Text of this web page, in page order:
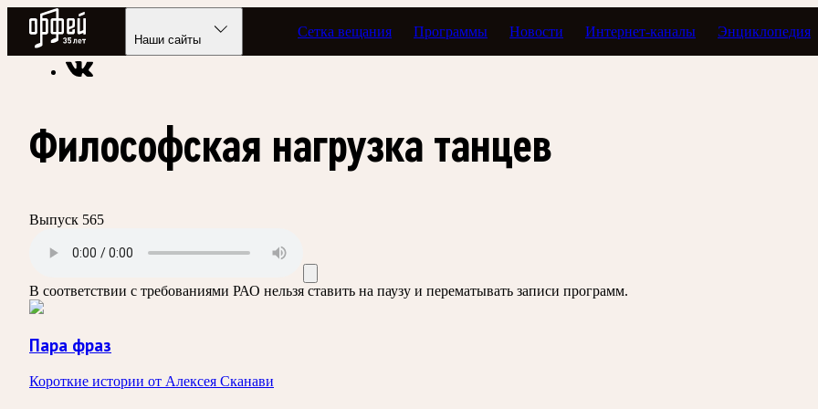
Радио Орфей
Наши сайты
Сетка вещания Программы Новости Интернет-каналы Энциклопедия
Радио классической музыки «Орфей» Подкасты Пара фраз
Философская нагрузка танцев
Выпуск 565
В соответствии с требованиями РАО нельзя ставить на паузу и перематывать записи программ.
Пара фраз
Короткие истории от Алексея Сканави